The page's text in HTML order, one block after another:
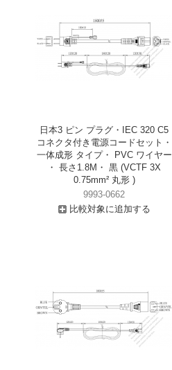
日本3 ピン プラグ・IEC 320 C5
コネクタ付き電源コードセット・
一体成形 タイプ・ PVC ワイヤー
・ 長さ1.8M・ 黒 (VCTF 3X
0.75mm² 丸形 )
9993-0662
比較対象に追加する